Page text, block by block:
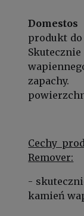
produkt
Cechy
Remover:
-
kamień